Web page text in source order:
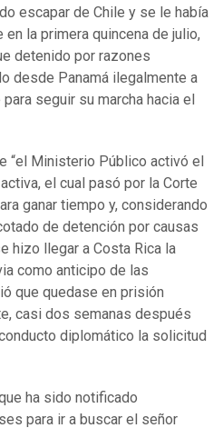
escapar de Chile y se le había
la primera quincena de julio,
detenido por razones
desde Panamá ilegalmente a
seguir su marcha hacia el
“el Ministerio Público activó el
el cual pasó por la Corte
ganar tiempo y, considerando
de detención por causas
hizo llegar a Costa Rica la
como anticipo de las
que quedase en prisión
casi dos semanas después
diplomático la solicitud
ha sido notificado
para ir a buscar el señor